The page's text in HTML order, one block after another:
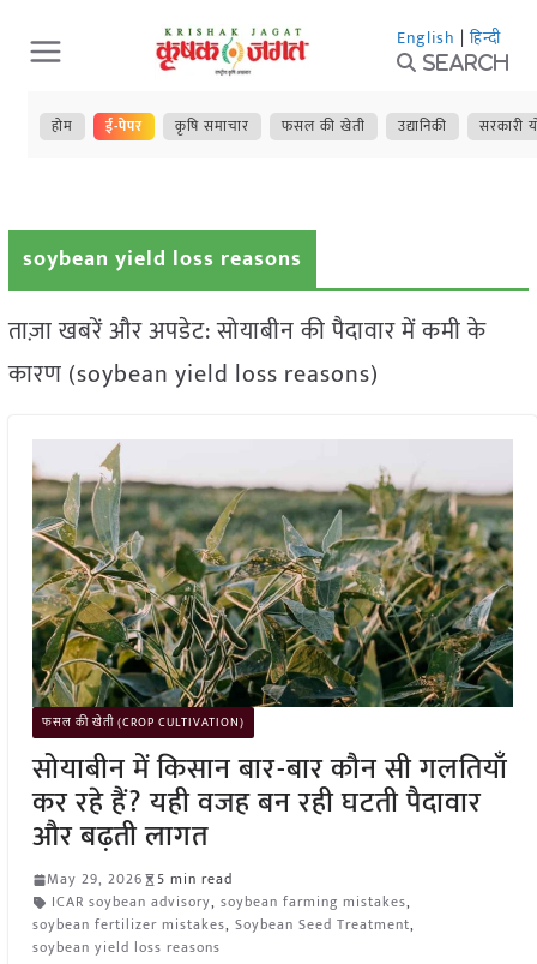
Skip
to
content
English | हिन्दी
Search
होम ई-पेपर कृषि समाचार फसल की खेती उद्यानिकी सरकारी
soybean yield loss reasons
ताज़ा खबरें और अपडेट: सोयाबीन की पैदावार में कमी के
कारण (soybean yield loss reasons)
फसल की खेती (CROP CULTIVATION)
सोयाबीन में किसान बार-बार कौन सी गलतियाँ
कर रहे हैं? यही वजह बन रही घटती पैदावार
और बढ़ती लागत
May 29, 2026
5 min read
ICAR soybean advisory, soybean farming mistakes,
soybean fertilizer mistakes, Soybean Seed Treatment,
soybean yield loss reasons